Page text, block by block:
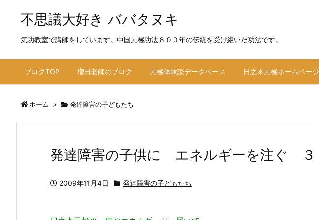
不思議大好き ババタヌキ
気功教室で講師をしています。中国元極功法８００年の伝統を受け継いだ功法です。
ブログTOP 増田老師のブログ 元極体験談データベース 日之本元極ホームページ
ホーム > 発達障害の子どもたち
発達障害の子供に エネルギーを注ぐ ３
2009年11月4日 発達障害の子どもたち